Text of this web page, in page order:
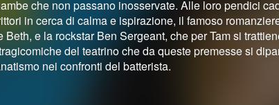
che non passano inosservate. Alle loro pendici
in cerca di calma e ispirazione, il famoso
e la rockstar Ben Sergeant, che per Tam si
del teatrino che da queste premesse si
nei confronti del batterista.